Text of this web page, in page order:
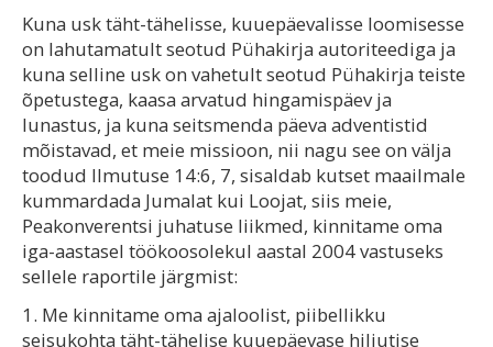
Kuna usk täht-tähelisse, kuuepäevalisse loomisesse
on lahutamatult seotud Pühakirja autoriteediga ja
kuna selline usk on vahetult seotud Pühakirja teiste
õpetustega, kaasa arvatud hingamispäev ja
lunastus, ja kuna seitsmenda päeva adventistid
mõistavad, et meie missioon, nii nagu see on välja
toodud Ilmutuse 14:6, 7, sisaldab kutset maailmale
kummardada Jumalat kui Loojat, siis meie,
Peakonverentsi juhatuse liikmed, kinnitame oma
iga-aastasel töökoosolekul aastal 2004 vastuseks
sellele raportile järgmist:
1. Me kinnitame oma ajaloolist, piibellikku
seisukohta täht-tähelise kuuepäevase hiljutise